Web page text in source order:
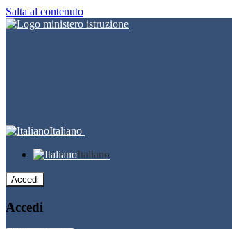
Salta al contenuto
Italiano
Italiano
Accedi
Accedi